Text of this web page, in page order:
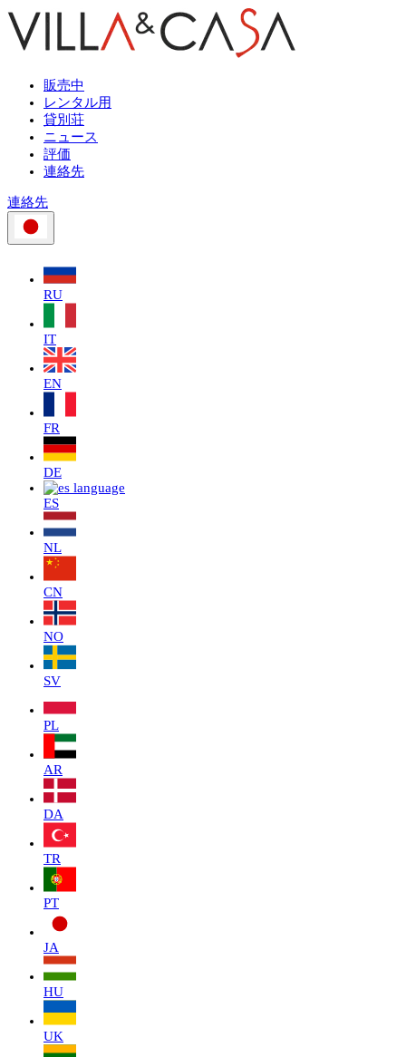
販売中
レンタル用
貸別荘
ニュース
評価
連絡先
連絡先
RU
IT
EN
FR
DE
ES
NL
CN
NO
SV
PL
AR
DA
TR
PT
JA
HU
UK